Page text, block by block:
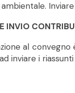
INVIO
al
inviare i